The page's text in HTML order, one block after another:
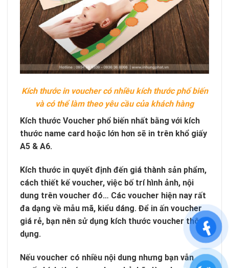
Kích thước in voucher có nhiều kích thước phổ biến
và có thể làm theo yêu cầu của khách hàng
Kích thước Voucher phổ biến nhất bằng với kích
thước name card hoặc lớn hơn sẽ in trên khổ giấy
A5 & A6.
Kích thước in quyết định đến giá thành sản phẩm,
cách thiết kế voucher, việc bố trí hình ảnh, nội
dung trên voucher đó… Các voucher hiện nay rất
đa dạng về mẫu mã, kiểu dáng. Để in ấn voucher
giá rẻ, bạn nên sử dụng kích thước voucher thông
dụng.
Nếu voucher có nhiều nội dung nhưng bạn vẫn